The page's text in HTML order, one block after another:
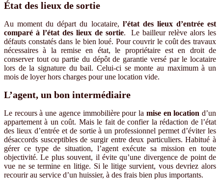
État des lieux de sortie
Au moment du départ du locataire, l’état des lieux d’entrée est
comparé à l’état des lieux de sortie. Le bailleur relève alors les
défauts constatés dans le bien loué. Pour couvrir le coût des travaux
nécessaires à la remise en état, le propriétaire est en droit de
conserver tout ou partie du dépôt de garantie versé par le locataire
lors de la signature du bail. Celui-ci se monte au maximum à un
mois de loyer hors charges pour une location vide.
L’agent, un bon intermédiaire
Le recours à une agence immobilière pour la mise en location d’un
appartement à un coût. Mais le fait de confier la rédaction de l’état
des lieux d’entrée et de sortie à un professionnel permet d’éviter les
désaccords susceptibles de surgir entre deux particuliers. Habitué à
gérer ce type de situation, l’agent exécute sa mission en toute
objectivité. Le plus souvent, il évite qu’une divergence de point de
vue ne se termine en litige. Si le litige survient, vous devriez alors
recourir au service d’un huissier, à des frais bien plus importants.